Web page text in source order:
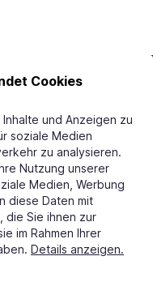
Carletti
Carletti
Cookies
und Anzeigen zu
soziale Medien
zu analysieren.
Nutzung unserer
Medien, Werbung
diese Daten mit
die Sie ihnen zur
im Rahmen Ihrer
Details anzeigen.